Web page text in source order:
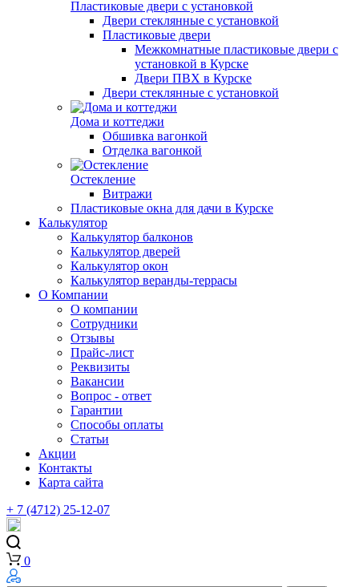
Пластиковые двери с установкой
Двери стеклянные с установкой
Пластиковые двери
Межкомнатные пластиковые двери с
установкой в Курске
Двери ПВХ в Курске
Двери стеклянные с установкой
Дома и коттеджи
Обшивка вагонкой
Отделка вагонкой
Остекление
Витражи
Пластиковые окна для дачи в Курске
Калькулятор
Калькулятор балконов
Калькулятор дверей
Калькулятор окон
Калькулятор веранды-террасы
О Компании
О компании
Сотрудники
Отзывы
Прайс-лист
Реквизиты
Вакансии
Вопрос - ответ
Гарантии
Способы оплаты
Статьи
Акции
Контакты
Карта сайта
+ 7 (4712) 25-12-07
0